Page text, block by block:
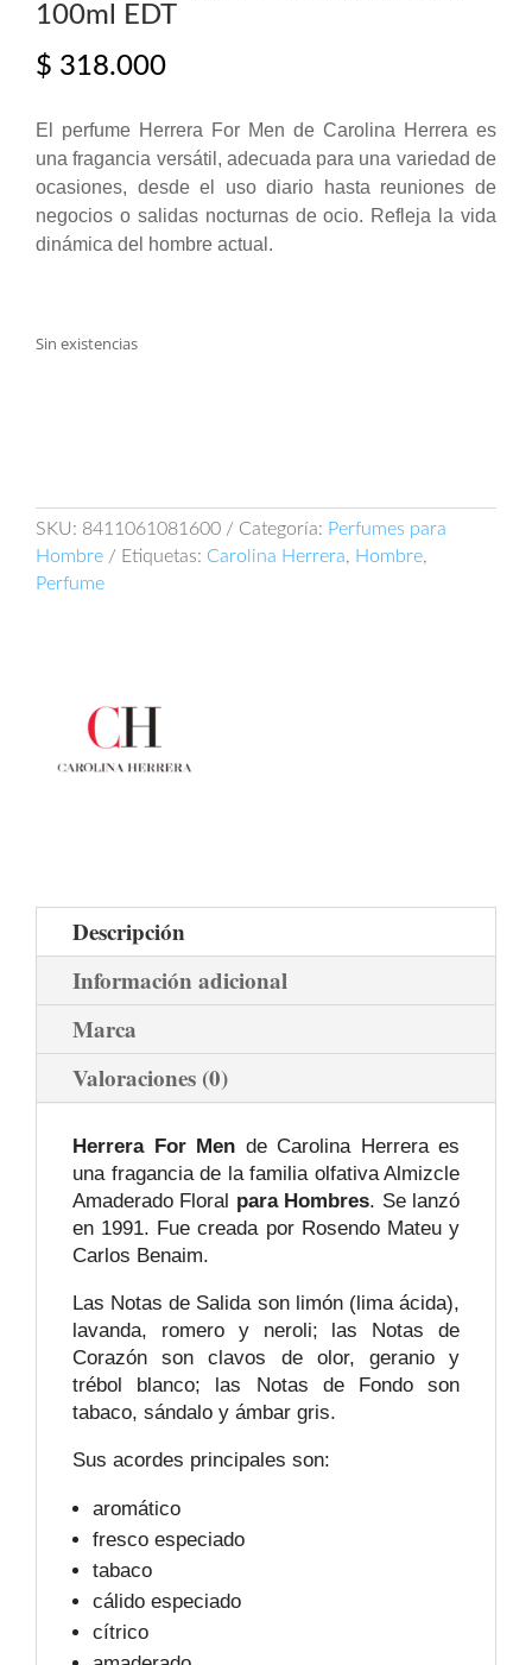
100ml EDT
$ 318.000
El perfume Herrera For Men de Carolina Herrera es
una fragancia versátil, adecuada para una variedad de
ocasiones, desde el uso diario hasta reuniones de
negocios o salidas nocturnas de ocio. Refleja la vida
dinámica del hombre actual.
Sin existencias
SKU: 8411061081600 Categoría: Perfumes para
Hombre
Etiquetas: Carolina Herrera, Hombre,
Perfume
Descripción
Información adicional
Marca
Valoraciones (0)
Herrera For Men de Carolina Herrera es
una fragancia de la familia olfativa Almizcle
Amaderado Floral para Hombres. Se lanzó
en 1991. Fue creada por Rosendo Mateu y
Carlos Benaim.
Las Notas de Salida son limón (lima ácida),
lavanda, romero y neroli; las Notas de
Corazón son clavos de olor, geranio y
trébol blanco; las Notas de Fondo son
tabaco, sándalo y ámbar gris.
Sus acordes principales son:
aromático
fresco especiado
tabaco
cálido especiado
cítrico